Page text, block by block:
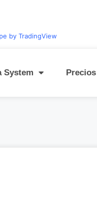
by TradingView
System Precios